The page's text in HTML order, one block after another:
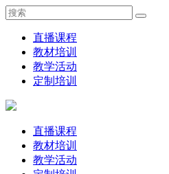
直播课程
教材培训
教学活动
定制培训
直播课程
教材培训
教学活动